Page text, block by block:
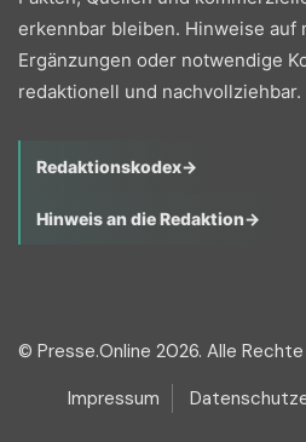
erkennbar bleiben. Hinweise auf
Ergänzungen oder notwendige
redaktionell und nachvollziehbar.
Redaktionskodex→
Hinweis an die Redaktion→
© Presse.Online 2026. Alle
Impressum